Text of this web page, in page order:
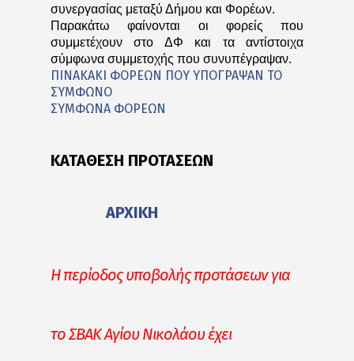
συνεργασίας μεταξύ Δήμου και Φορέων.
Παρακάτω φαίνονται οι φορείς που
συμμετέχουν στο ΔΦ και τα αντίστοιχα
σύμφωνα συμμετοχής που συνυπέγραψαν.
ΠΙΝΑΚΑΚΙ ΦΟΡΕΩΝ ΠΟΥ ΥΠΟΓΡΑΨΑΝ ΤΟ
ΣΥΜΦΩΝΟ
ΣΥΜΦΩΝΑ ΦΟΡΕΩΝ
ΚΑΤΑΘΕΣΗ ΠΡΟΤΑΣΕΩΝ
ΑΡΧΙΚΗ
H περίοδος υποβολής προτάσεων για
το ΣΒΑΚ Αγίου Νικολάου έχει